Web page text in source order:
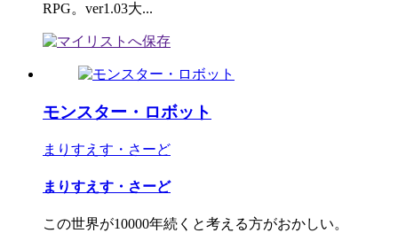
RPG。ver1.03大...
モンスター・ロボット
まりすえす・さーど
まりすえす・さーど
この世界が10000年続くと考える方がおかしい。